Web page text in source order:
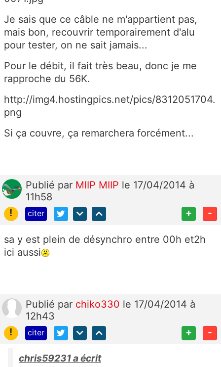
Je sais que ce câble ne m'appartient pas,
mais bon, recouvrir temporairement d'alu
pour tester, on ne sait jamais...
Pour le débit, il fait très beau, donc je me
rapproche du 56K.
http://img4.hostingpics.net/pics/8312051704.
png
Si ça couvre, ça remarchera forcément...
Publié par MIIP MIIP le 17/04/2014 à
11h58
!
citer + -
sa y est plein de désynchro entre 00h et2h
ici aussi
Publié par chiko330 le 17/04/2014 à
12h43
!
citer + -
chris59231 a écrit